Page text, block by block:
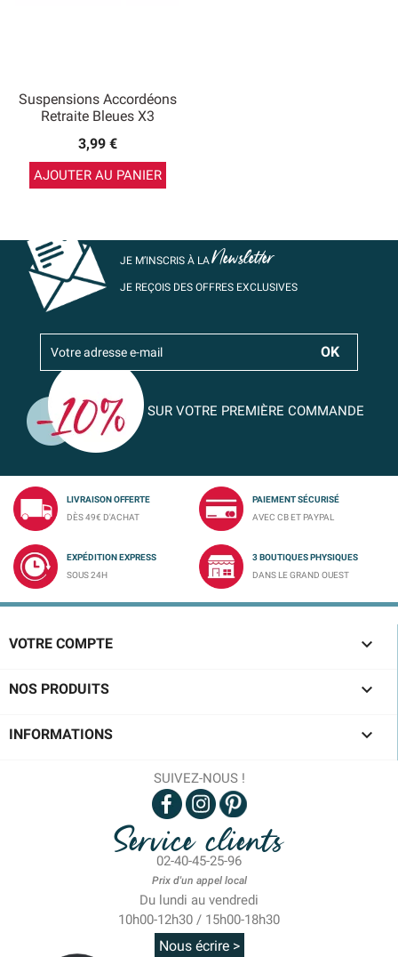
Suspensions Accordéons
Retraite Bleues X3
3,99 €
AJOUTER AU PANIER
JE M’INSCRIS À LANewsletter
JE REÇOIS DES OFFRES EXCLUSIVES
SUR VOTRE PREMIÈRE COMMANDE
LIVRAISON OFFERTE
DÈS 49€ D'ACHAT
PAIEMENT SÉCURISÉ
AVEC CB ET PAYPAL
EXPÉDITION EXPRESS
SOUS 24H
3 BOUTIQUES PHYSIQUES
DANS LE GRAND OUEST
VOTRE COMPTE 
NOS PRODUITS 
INFORMATIONS 
SUIVEZ-NOUS !
Service clients
02-40-45-25-96
Prix d'un appel local
Du lundi au vendredi
10h00-12h30 / 15h00-18h30
Nous écrire >